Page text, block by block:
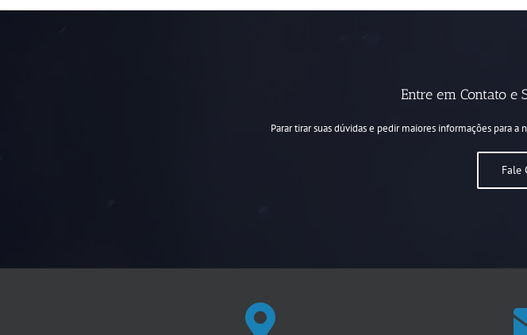
Entre em Contato e
Parar tirar suas dúvidas e pedir maiores informações para
Fale